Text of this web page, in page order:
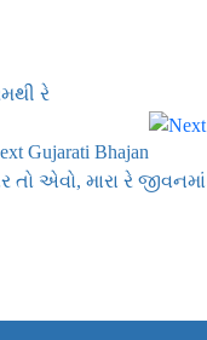
રે
Gujarati Bhajan
એવો, મારા રે જીવનમાં